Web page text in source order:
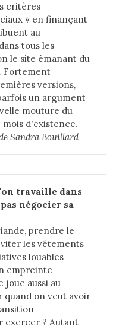
critères
« en finançant
au
tous les
le site émanant du
Fortement
versions,
un argument
mouture du
mois d'existence.
Sandra Bouillard
travaille dans
négocier sa
prendre le
les vêtements
louables
empreinte
joue aussi au
quand on veut avoir
exercer ? Autant